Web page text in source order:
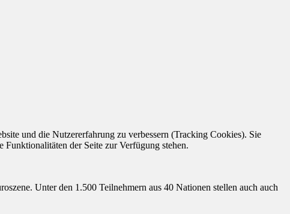
Unter den 1.500 Teilnehmern aus 40 Nationen stellen auch auch
und die Nutzererfahrung zu verbessern (Tracking Cookies). Sie
der Seite zur Verfügung stehen.